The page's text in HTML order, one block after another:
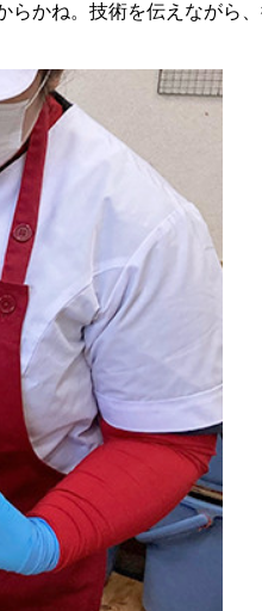
かね。技術を伝えながら